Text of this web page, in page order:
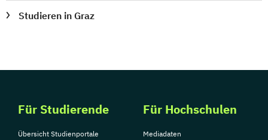
Social Media
Soziale Arbeit Schwerpunkt Kinder und
Sozialpädagogik und Inklusion
Sportmanagement
Studieren in Graz
Für Studierende
Übersicht Studienportale
Für Hochschulen
Mediadaten